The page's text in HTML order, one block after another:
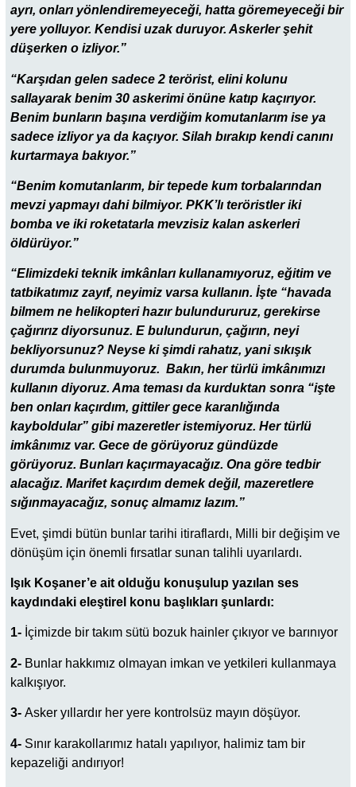
ayrı, onları yönlendiremeyeceği, hatta göremeyeceği bir
yere yolluyor. Kendisi uzak duruyor. Askerler şehit
düşerken o izliyor.”
“Karşıdan gelen sadece 2 terörist, elini kolunu
sallayarak benim 30 askerimi önüne katıp kaçırıyor.
Benim bunların başına verdiğim komutanlarım ise ya
sadece izliyor ya da kaçıyor. Silah bırakıp kendi canını
kurtarmaya bakıyor.”
“Benim komutanlarım, bir tepede kum torbalarından
mevzi yapmayı dahi bilmiyor. PKK’lı teröristler iki
bomba ve iki roketatarla mevzisiz kalan askerleri
öldürüyor.”
“Elimizdeki teknik imkânları kullanamıyoruz, eğitim ve
tatbikatımız zayıf, neyimiz varsa kullanın. İşte “havada
bilmem ne helikopteri hazır bulundururuz, gerekirse
çağırırız diyorsunuz. E bulundurun, çağırın, neyi
bekliyorsunuz? Neyse ki şimdi rahatız, yani sıkışık
durumda bulunmuyoruz. Bakın, her türlü imkânımızı
kullanın diyoruz. Ama teması da kurduktan sonra “işte
ben onları kaçırdım, gittiler gece karanlığında
kayboldular” gibi mazeretler istemiyoruz. Her türlü
imkânımız var. Gece de görüyoruz gündüzde
görüyoruz. Bunları kaçırmayacağız. Ona göre tedbir
alacağız. Marifet kaçırdım demek değil, mazeretlere
sığınmayacağız, sonuç almamız lazım.”
Evet, şimdi bütün bunlar tarihi itiraflardı, Milli bir değişim ve
dönüşüm için önemli fırsatlar sunan talihli uyarılardı.
Işık Koşaner’e ait olduğu konuşulup yazılan ses
kaydındaki eleştirel konu başlıkları şunlardı:
1- İçimizde bir takım sütü bozuk hainler çıkıyor ve barınıyor
2- Bunlar hakkımız olmayan imkan ve yetkileri kullanmaya
kalkışıyor.
3- Asker yıllardır her yere kontrolsüz mayın döşüyor.
4- Sınır karakollarımız hatalı yapılıyor, halimiz tam bir
kepazeliği andırıyor!